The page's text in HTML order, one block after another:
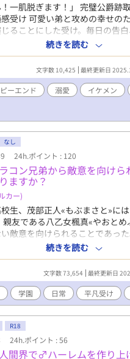
！一肌脱ぎます！」 完璧公爵跡
受け 可愛い弟と攻めの幸せの
ることにした受け。毎日の告
手くいきそうになったため、や
・ローレンツ 受け:リアム・
ソン pixivにも投稿しています
はサイレント修正します。 ま
あります。 定期的にタグも整
お控えください。 見つけ次第
続きを読む
文字数 10,425 最終更新日
ーエンド 溺愛 イケメン
なし
24h.ポイント : 120
コン兄弟から敵意を向けら
ますか？
カー)
生、茂部正人«もぶまさと»に
親友である八乙女楓真«やおと
敵意を向けられることであっ
な彼と仲良くしている茂部を警
は悩みつつも、楓真と仲を深
、たまに折れそうにもなるけど
！ なお、兄弟は三人とも好意
28 一度完結しました。小ネタ
います。
続きを読む
文字数 73,654 最終更新日
学園 日常 平凡受け
R18
24h.ポイント : 56
間界で♂ハーレムを作り上